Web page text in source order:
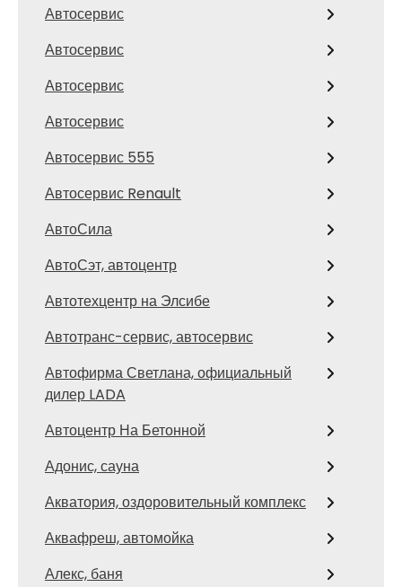
Автосервис
Автосервис
Автосервис
Автосервис
Автосервис 555
Автосервис Renault
АвтоСила
АвтоСэт, автоцентр
Автотехцентр на Элсибе
Автотранс-сервис, автосервис
Автофирма Светлана, официальный
дилер LADA
Автоцентр На Бетонной
Адонис, сауна
Акватория, оздоровительный комплекс
Аквафреш, автомойка
Алекс, баня